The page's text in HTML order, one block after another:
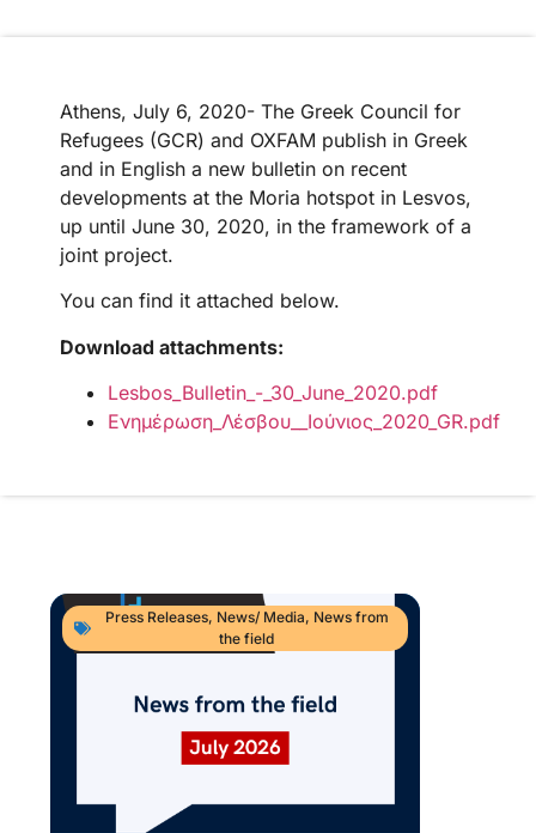
Athens, July 6, 2020- The Greek Council for
Refugees (GCR) and OXFAM publish in Greek
and in English a new bulletin on recent
developments at the Moria hotspot in Lesvos,
up until June 30, 2020, in the framework of a
joint project.
You can find it attached below.
Download attachments:
Lesbos_Bulletin_-_30_June_2020.pdf
Ενημέρωση_Λέσβου__Ιούνιος_2020_GR.pdf
Press Releases, News/ Media, News from
the field